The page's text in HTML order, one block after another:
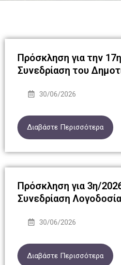
Πρόσκληση για την
Συνεδρίαση του
30/06/2026
Διαβάστε Περισσότερα
Πρόσκληση για 3η/2026
Συνεδρίαση
30/06/2026
Διαβάστε Περισσότερα